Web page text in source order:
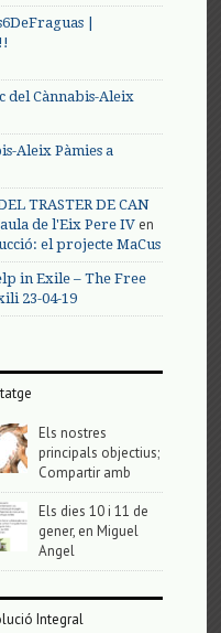
|
del Cànnabis-Aleix
Aleix Pàmies a
TRASTER DE CAN
de l'Eix Pere IV en
el projecte MaCus
in Exile – The Free
23-04-19
Els nostres
principals objectius;
Compartir amb
Els dies 10 i 11 de
gener, en Miguel
Angel
Integral